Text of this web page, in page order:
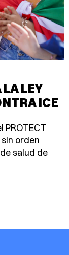
LEY
ICE
PROTECT
orden
salud de